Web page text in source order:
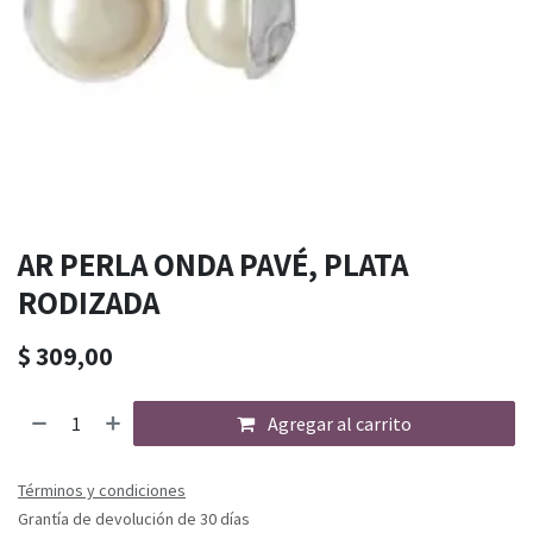
AR PERLA ONDA PAVÉ, PLATA
RODIZADA
$309,00
Agregar al carrito
Términos y condiciones
Grantía de devolución de 30 días